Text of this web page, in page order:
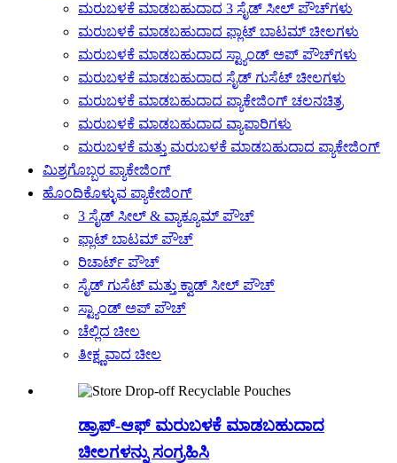
ಮರುಬಳಕೆ ಮಾಡಬಹುದಾದ 3 ಸೈಡ್ ಸೀಲ್ ಪೌಚ್‌ಗಳು
ಮರುಬಳಕೆ ಮಾಡಬಹುದಾದ ಫ್ಲಾಟ್ ಬಾಟಮ್ ಚೀಲಗಳು
ಮರುಬಳಕೆ ಮಾಡಬಹುದಾದ ಸ್ಟ್ಯಾಂಡ್ ಅಪ್ ಪೌಚ್‌ಗಳು
ಮರುಬಳಕೆ ಮಾಡಬಹುದಾದ ಸೈಡ್ ಗುಸೆಟ್ ಚೀಲಗಳು
ಮರುಬಳಕೆ ಮಾಡಬಹುದಾದ ಪ್ಯಾಕೇಜಿಂಗ್ ಚಲನಚಿತ್ರ
ಮರುಬಳಕೆ ಮಾಡಬಹುದಾದ ವ್ಯಾಪಾರಿಗಳು
ಮರುಬಳಕೆ ಮತ್ತು ಮರುಬಳಕೆ ಮಾಡಬಹುದಾದ ಪ್ಯಾಕೇಜಿಂಗ್
ಮಿಶ್ರಗೊಬ್ಬರ ಪ್ಯಾಕೇಜಿಂಗ್
ಹೊಂದಿಕೊಳ್ಳುವ ಪ್ಯಾಕೇಜಿಂಗ್
3 ಸೈಡ್ ಸೀಲ್ & ವ್ಯಾಕ್ಯೂಮ್ ಪೌಚ್
ಫ್ಲಾಟ್ ಬಾಟಮ್ ಪೌಚ್
ರಿಚಾರ್ಟ್ ಪೌಚ್
ಸೈಡ್ ಗುಸೆಟ್ ಮತ್ತು ಕ್ವಾಡ್ ಸೀಲ್ ಪೌಚ್
ಸ್ಟ್ಯಾಂಡ್ ಅಪ್ ಪೌಚ್
ಚೆಲ್ಲಿದ ಚೀಲ
ತೀಕ್ಷ್ಣವಾದ ಚೀಲ
ಡ್ರಾಪ್-ಆಫ್ ಮರುಬಳಕೆ ಮಾಡಬಹುದಾದ
ಚೀಲಗಳನ್ನು ಸಂಗ್ರಹಿಸಿ